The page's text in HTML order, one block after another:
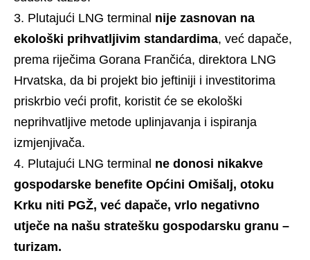
Plutajući LNG terminal nije zasnovan na
ekološki prihvatljivim standardima, već dapače,
prema riječima Gorana Frančića, direktora LNG
Hrvatska, da bi projekt bio jeftiniji i investitorima
priskrbio veći profit, koristit će se ekološki
neprihvatljive metode uplinjavanja i ispiranja
izmjenjivača.
Plutajući LNG terminal ne donosi nikakve
gospodarske benefite Općini Omišalj, otoku
Krku niti PGŽ, već dapače, vrlo negativno
utječe na našu stratešku gospodarsku granu –
turizam.